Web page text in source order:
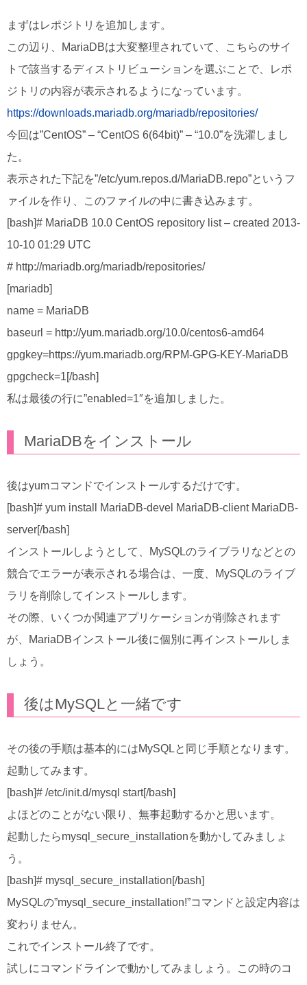
まずはレポジトリを追加します。
この辺り、MariaDBは大変整理されていて、こちらのサイ
トで該当するディストリビューションを選ぶことで、レポ
ジトリの内容が表示されるようになっています。
https://downloads.mariadb.org/mariadb/repositories/
今回は”CentOS” – “CentOS 6(64bit)” – “10.0”を洗濯しまし
た。
表示された下記を”/etc/yum.repos.d/MariaDB.repo”というフ
ァイルを作り、このファイルの中に書き込みます。
[bash]# MariaDB 10.0 CentOS repository list – created 2013-
10-10 01:29 UTC
# http://mariadb.org/mariadb/repositories/
[mariadb]
name = MariaDB
baseurl = http://yum.mariadb.org/10.0/centos6-amd64
gpgkey=https://yum.mariadb.org/RPM-GPG-KEY-MariaDB
gpgcheck=1[/bash]
私は最後の行に”enabled=1″を追加しました。
MariaDBをインストール
後はyumコマンドでインストールするだけです。
[bash]# yum install MariaDB-devel MariaDB-client MariaDB-
server[/bash]
インストールしようとして、MySQLのライブラリなどとの
競合でエラーが表示される場合は、一度、MySQLのライブ
ラリを削除してインストールします。
その際、いくつか関連アプリケーションが削除されます
が、MariaDBインストール後に個別に再インストールしま
しょう。
後はMySQLと一緒です
その後の手順は基本的にはMySQLと同じ手順となります。
起動してみます。
[bash]# /etc/init.d/mysql start[/bash]
よほどのことがない限り、無事起動するかと思います。
起動したらmysql_secure_installationを動かしてみましょ
う。
[bash]# mysql_secure_installation[/bash]
MySQLの”mysql_secure_installation!”コマンドと設定内容は
変わりません。
これでインストール終了です。
試しにコマンドラインで動かしてみましょう。この時のコ